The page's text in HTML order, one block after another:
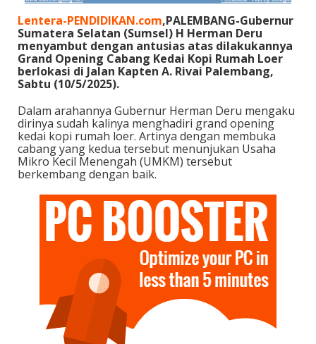
Lentera-PENDIDIKAN.com,PALEMBANG-Gubernur
Sumatera Selatan (Sumsel) H Herman Deru
menyambut dengan antusias atas dilakukannya
Grand Opening Cabang Kedai Kopi Rumah Loer
berlokasi di Jalan Kapten A. Rivai Palembang,
Sabtu (10/5/2025).
Dalam arahannya Gubernur Herman Deru mengaku
dirinya sudah kalinya menghadiri grand opening
kedai kopi rumah loer. Artinya dengan membuka
cabang yang kedua tersebut menunjukan Usaha
Mikro Kecil Menengah (UMKM) tersebut
berkembang dengan baik.